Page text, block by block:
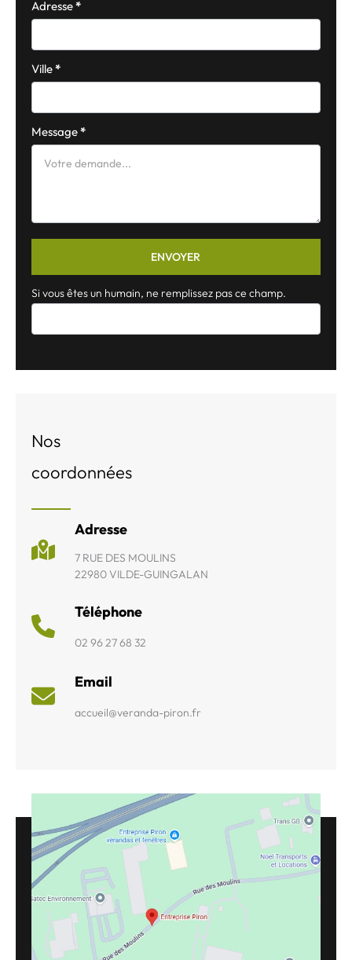
Adresse*
Ville*
Message*
ENVOYER
Si vous êtes un humain, ne remplissez pas ce champ.
Nos
coordonnées
Adresse
7 RUE DES MOULINS
22980 VILDE-GUINGALAN
Téléphone
02 96 27 68 32
Email
accueil@veranda-piron.fr